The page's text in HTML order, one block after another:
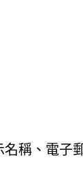
名稱、電子